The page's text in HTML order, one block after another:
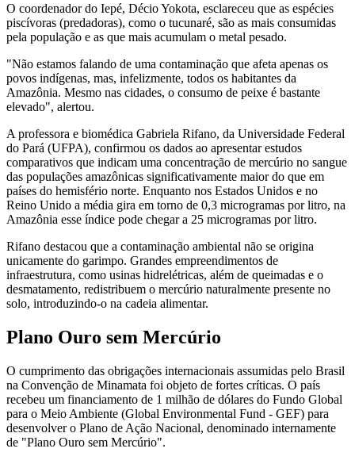
O coordenador do Iepé, Décio Yokota, esclareceu que as espécies
piscívoras (predadoras), como o tucunaré, são as mais consumidas
pela população e as que mais acumulam o metal pesado.
"Não estamos falando de uma contaminação que afeta apenas os
povos indígenas, mas, infelizmente, todos os habitantes da
Amazônia. Mesmo nas cidades, o consumo de peixe é bastante
elevado", alertou.
A professora e biomédica Gabriela Rifano, da Universidade Federal
do Pará (UFPA), confirmou os dados ao apresentar estudos
comparativos que indicam uma concentração de mercúrio no sangue
das populações amazônicas significativamente maior do que em
países do hemisfério norte. Enquanto nos Estados Unidos e no
Reino Unido a média gira em torno de 0,3 microgramas por litro, na
Amazônia esse índice pode chegar a 25 microgramas por litro.
Rifano destacou que a contaminação ambiental não se origina
unicamente do garimpo. Grandes empreendimentos de
infraestrutura, como usinas hidrelétricas, além de queimadas e o
desmatamento, redistribuem o mercúrio naturalmente presente no
solo, introduzindo-o na cadeia alimentar.
Plano Ouro sem Mercúrio
O cumprimento das obrigações internacionais assumidas pelo Brasil
na Convenção de Minamata foi objeto de fortes críticas. O país
recebeu um financiamento de 1 milhão de dólares do Fundo Global
para o Meio Ambiente (Global Environmental Fund - GEF) para
desenvolver o Plano de Ação Nacional, denominado internamente
de "Plano Ouro sem Mercúrio".